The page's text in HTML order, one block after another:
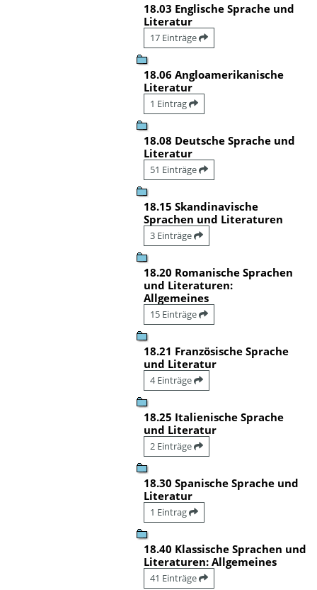
18.03 Englische Sprache und
Literatur
17 Einträge
18.06 Angloamerikanische
Literatur
1 Eintrag
18.08 Deutsche Sprache und
Literatur
51 Einträge
18.15 Skandinavische
Sprachen und Literaturen
3 Einträge
18.20 Romanische Sprachen
und Literaturen:
Allgemeines
15 Einträge
18.21 Französische Sprache
und Literatur
4 Einträge
18.25 Italienische Sprache
und Literatur
2 Einträge
18.30 Spanische Sprache und
Literatur
1 Eintrag
18.40 Klassische Sprachen und
Literaturen: Allgemeines
41 Einträge